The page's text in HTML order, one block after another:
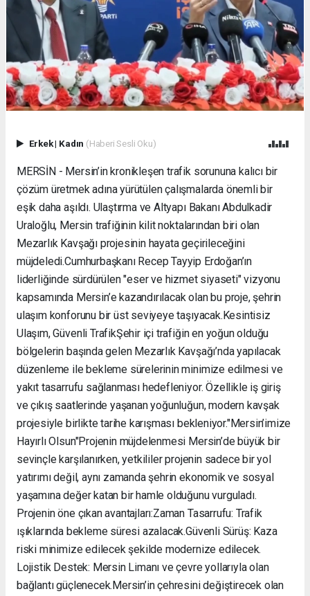
Erkek| Kadın (Haberi Sesli Oku)
MERSİN - Mersin’in kronikleşen trafik sorununa kalıcı bir
çözüm üretmek adına yürütülen çalışmalarda önemli bir
eşik daha aşıldı. Ulaştırma ve Altyapı Bakanı Abdulkadir
Uraloğlu, Mersin trafiğinin kilit noktalarından biri olan
Mezarlık Kavşağı projesinin hayata geçirileceğini
müjdeledi. ​Cumhurbaşkanı Recep Tayyip Erdoğan’ın
liderliğinde sürdürülen "eser ve hizmet siyaseti" vizyonu
kapsamında Mersin’e kazandırılacak olan bu proje, şehrin
ulaşım konforunu bir üst seviyeye taşıyacak. ​Kesintisiz
Ulaşım, Güvenli Trafik ​Şehir içi trafiğin en yoğun olduğu
bölgelerin başında gelen Mezarlık Kavşağı’nda yapılacak
düzenleme ile bekleme sürelerinin minimize edilmesi ve
yakıt tasarrufu sağlanması hedefleniyor. Özellikle iş giriş
ve çıkış saatlerinde yaşanan yoğunluğun, modern kavşak
projesiyle birlikte tarihe karışması bekleniyor. ​"Mersin’imize
Hayırlı Olsun" ​Projenin müjdelenmesi Mersin’de büyük bir
sevinçle karşılanırken, yetkililer projenin sadece bir yol
yatırımı değil, aynı zamanda şehrin ekonomik ve sosyal
yaşamına değer katan bir hamle olduğunu vurguladı. ​
Projenin öne çıkan avantajları: ​Zaman Tasarrufu: Trafik
ışıklarında bekleme süresi azalacak. ​Güvenli Sürüş: Kaza
riski minimize edilecek şekilde modernize edilecek. ​
Lojistik Destek: Mersin Limanı ve çevre yollarıyla olan
bağlantı güçlenecek. ​Mersin’in çehresini değiştirecek olan